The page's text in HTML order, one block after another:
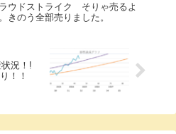
ウドストライク そりゃ売るよ
きのう全部売りました。
況！!
！！